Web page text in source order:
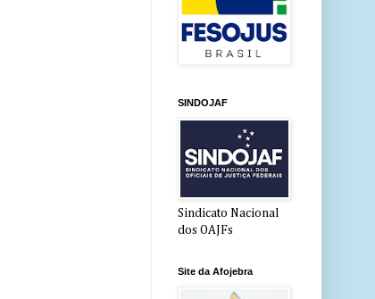
SINDOJAF
Sindicato Nacional
dos OAJFs
Site da Afojebra